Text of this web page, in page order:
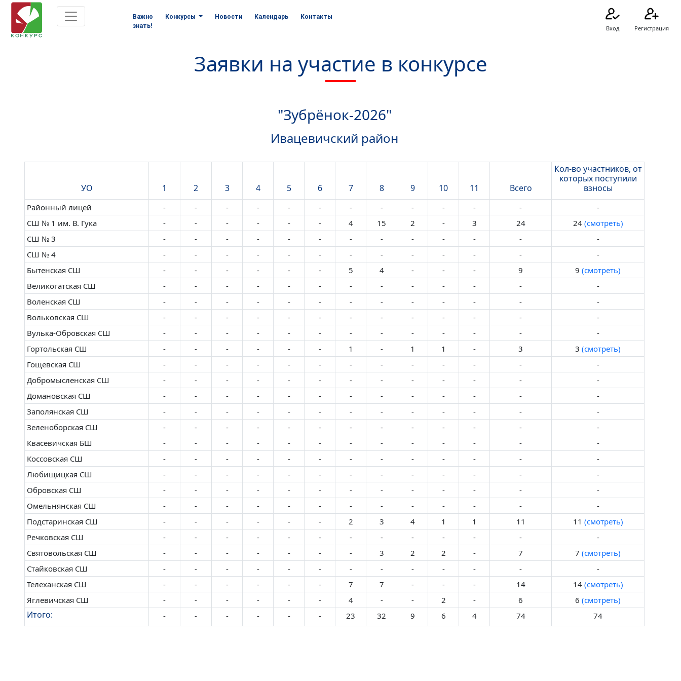
Важно
знать!
Конкурсы Новости Календарь Контакты
Вход Регистрация
Заявки на участие в конкурсе
"Зубрёнок-2026"
Ивацевичский район
УО 1 2 3 4 5 6 7 8 9 10 11 Всего
Кол-во участников, от
которых поступили
взносы
Районный лицей - - - - - - - - - - - -
-
СШ № 1 им. В. Гука
- - - - - - 4 15 2 - 3 24 24(смотреть)
СШ № 3
- - - - - - - - - - - -
-
СШ № 4
- - - - - - - - - - - -
-
Бытенская СШ
- - - - - - 5 4 - - - 9 9 (смотреть)
Великогатская СШ
- - - - - - - - - - - -
-
Воленская СШ
- - - - - - - - - - - -
-
Вольковская СШ
- - - - - - - - - - - -
-
Вулька-Обровская СШ
- - - - - - - - - - - -
-
Гортольская СШ
- - - - - - 1 - 1 1 - 3 3 (смотреть)
Гощевская СШ
- - - - - - - - - - - -
-
Добромысленская СШ
- - - - - - - - - - - -
-
Домановская СШ
- - - - - - - - - - - -
-
Заполянская СШ
- - - - - - - - - - - -
-
Зеленоборская СШ
- - - - - - - - - - - -
-
Квасевичская БШ
- - - - - - - - - - - -
-
Коссовская СШ
- - - - - - - - - - - -
-
Любищицкая СШ
- - - - - - - - - - - -
-
Обровская СШ
- - - - - - - - - - - -
-
Омельнянская СШ
- - - - - - - - - - - -
-
Подстаринская СШ
- - - - - - 2 3 4 1 1 11 11 (смотреть)
Речковская СШ
- - - - - - - - - - - -
-
Святовольская СШ
- - - - - - - 3 2 2 - 7 7 (смотреть)
Стайковская СШ
- - - - - - - - - - - -
-
Телеханская СШ
- - - - - - 7 7 - - - 14 14(смотреть)
Яглевичская СШ
- - - - - - 4 - - 2 - 6 6 (смотреть)
Итого: - - - - - - 23 32 9 6 4 74 74